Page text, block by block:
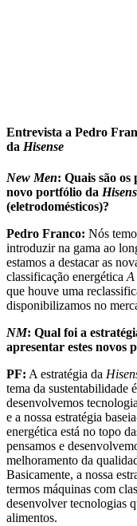
Entrevista a Pedro
da Hisense
New Men: Quais são os
novo portfólio da
(eletrodomésticos)?
Pedro Franco: Nós
introduzir na gama ao
estamos a destacar as
classificação energéticaA
que houve uma
disponibilizamos no
NM: Qual foi a
apresentar estes novos
PF: A estratégia da
tema da sustentabilidade
desenvolvemos
e a nossa estratégia
energética está no topo
pensamos e
melhoramento da
Basicamente, a nossa
termos máquinas com
desenvolver tecnologias
alimentos.